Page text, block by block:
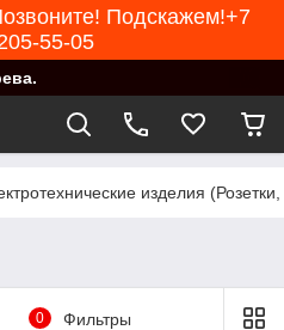
Подскажем!+7
55-05
изделия
0 Фильтры